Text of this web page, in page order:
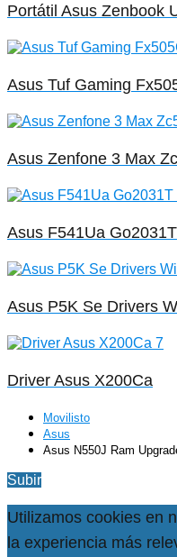
Portátil Asus Zenbook
Asus Tuf Gaming
Asus Zenfone 3 Max
Asus F541Ua Go2031T
Asus P5K Se Drivers
Driver Asus X200Ca
Movilisto
Asus
Asus N550J Ram
Subir
Utilizamos cookies en
la experiencia más